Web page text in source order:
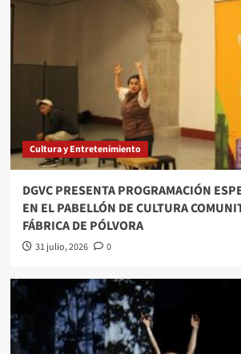
Cultura y Entretenimiento
DGVC PRESENTA PROGRAMACIÓN
EN EL PABELLÓN DE CULTURA
FÁBRICA DE PÓLVORA
31 julio, 2026 0